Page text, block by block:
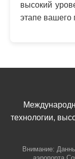
высокий
этапе вашего
технологии,
Внимание: